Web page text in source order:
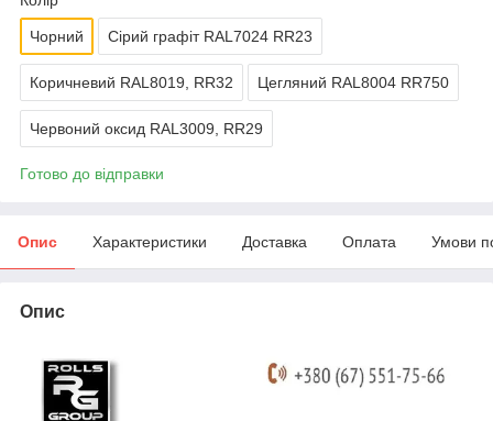
Чорний Сірий графіт RAL7024 RR23
Коричневий RAL8019, RR32 Цегляний RAL8004 RR750
Червоний оксид RAL3009, RR29
Готово до відправки
Опис Характеристики Доставка Оплата Умови
Опис